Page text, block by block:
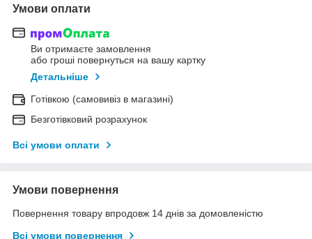
Умови оплати
Ви отримаєте замовлення
або гроші повернуться на вашу картку
Детальніше
Готівкою (самовивіз в магазині)
Безготівковий розрахунок
Всі умови оплати
Умови повернення
Повернення товару впродовж 14 днів за домовленістю
Всі умови повернення